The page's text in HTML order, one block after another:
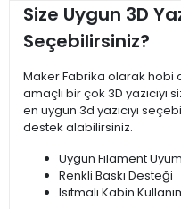
Size Uygun 3D
Seçebilirsiniz?
Maker Fabrika olarak hobi
amaçlı bir çok 3D
en uygun 3d yazıcıyı
destek alabilirsiniz.
Uygun Filament
Renkli Baskı Desteği
Isıtmalı Kabin